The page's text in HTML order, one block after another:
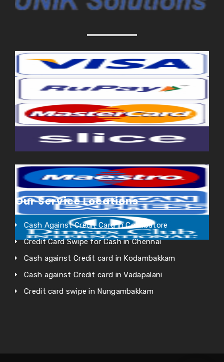
Our Service Locations
Cash Against Credit Card in Coimbatore
Credit Card Swipe for Cash in Chennai
Cash against Credit card in Kodambakkam
Cash against Credit card in Vadapalani
Credit card swipe in Nungambakkam